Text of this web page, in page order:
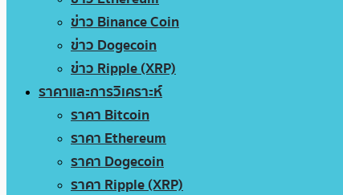
ข่าว Binance Coin
ข่าว Dogecoin
ข่าว Ripple (XRP)
ราคาและการวิเคราะห์
ราคา Bitcoin
ราคา Ethereum
ราคา Dogecoin
ราคา Ripple (XRP)